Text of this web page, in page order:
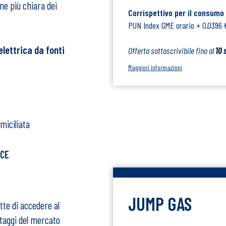
più chiara dei
da fonti
Corrispettivo per il consumo
PUN Index GME orario + 0,0396
Offerta sottoscrivibile fino al10
Maggiori informazioni
di accedere al
del mercato
JUMP GAS